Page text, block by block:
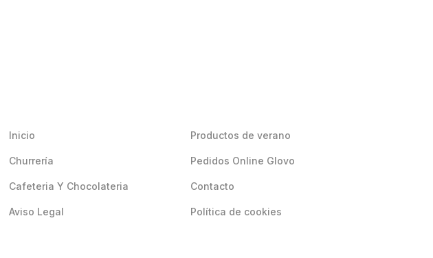
Inicio
Churrería
Cafeteria Y Chocolateria
Aviso Legal
Productos de verano
Pedidos Online Glovo
Contacto
Política de cookies